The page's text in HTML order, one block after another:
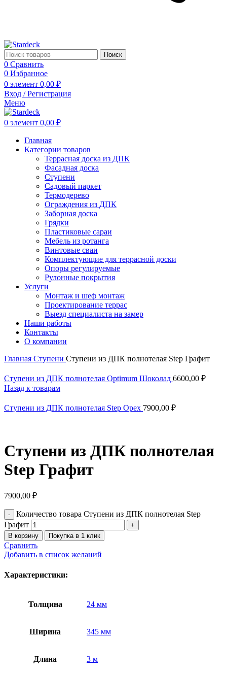
Поиск
0 Сравнить
0 Избранное
0 элемент 0,00 ₽
Вход / Регистрация
Меню
0 элемент 0,00 ₽
Главная
Категории товаров
Террасная доска из ДПК
Фасадная доска
Ступени
Садовый паркет
Термодерево
Ограждения из ДПК
Заборная доска
Грядки
Пластиковые сараи
Мебель из ротанга
Винтовые сваи
Комплектующие для террасной доски
Опоры регулируемые
Рулонные покрытия
Услуги
Монтаж и шеф монтаж
Проектирование террас
Выезд специалиста на замер
Наши работы
Контакты
О компании
Главная Ступени Ступени из ДПК полнотелая Step Графит
Ступени из ДПК полнотелая Optimum Шоколад 6600,00 ₽
Назад к товарам
Ступени из ДПК полнотелая Step Орех 7900,00 ₽
Ступени из ДПК полнотелая
Step Графит
7900,00 ₽
Количество товара Ступени из ДПК полнотелая Step
Графит
В корзину Покупка в 1 клик
Сравнить
Добавить в список желаний
Характеристики:
Толщина 24 мм
Ширина 345 мм
Длина 3 м